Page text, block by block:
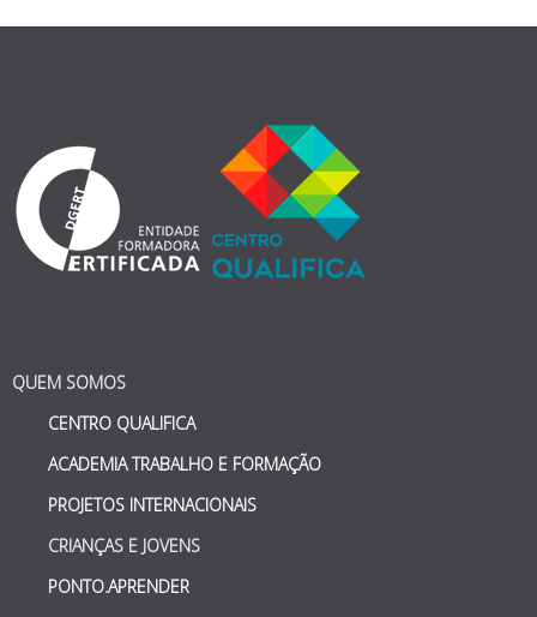
QUEM SOMOS
CENTRO QUALIFICA
ACADEMIA TRABALHO E FORMAÇÃO
PROJETOS INTERNACIONAIS
CRIANÇAS E JOVENS
PONTO.APRENDER